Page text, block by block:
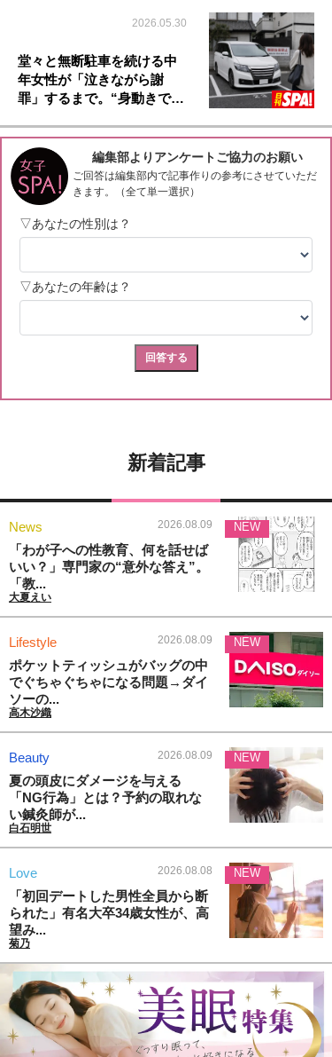
2026.05.30
堂々と無断駐車を続ける中
年女性が「泣きながら謝
罪」するまで。“身動きで…
新着記事
News 2026.08.09
「わが子への性教育、何を話せば
いい？」専門家の“意外な答え”。
「教...
大夏えい
NEW
Lifestyle 2026.08.09
ポケットティッシュがバッグの中
でぐちゃぐちゃになる問題→ダイ
ソーの...
高木沙織
NEW
Beauty 2026.08.09
夏の頭皮にダメージを与える
「NG行為」とは？予約の取れな
い鍼灸師が...
白石明世
NEW
Love 2026.08.08
「初回デートした男性全員から断
られた」有名大卒34歳女性が、高
望み...
菊乃
NEW